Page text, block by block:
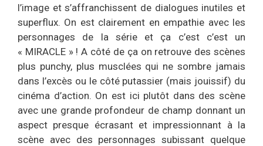
l’image et s’affranchissent de dialogues inutiles et
superflux. On est clairement en empathie avec les
personnages de la série et ça c’est c’est un
« MIRACLE » ! A côté de ça on retrouve des scènes
plus punchy, plus musclées qui ne sombre jamais
dans l’excès ou le côté putassier (mais jouissif) du
cinéma d’action. On est ici plutôt dans des scène
avec une grande profondeur de champ donnant un
aspect presque écrasant et impressionnant à la
scène avec des personnages subissant quelque